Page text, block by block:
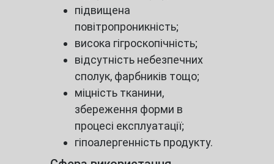
підвищена
повітропроникність;
висока гігроскопічність;
відсутність небезпечних
сполук, фарбників тощо;
міцність тканини,
збереження форми в
процесі експлуатації;
гіпоалергенність продукту.